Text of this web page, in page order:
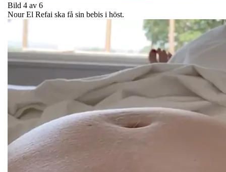
Bild 4 av 6
Nour El Refai ska få sin bebis i höst.